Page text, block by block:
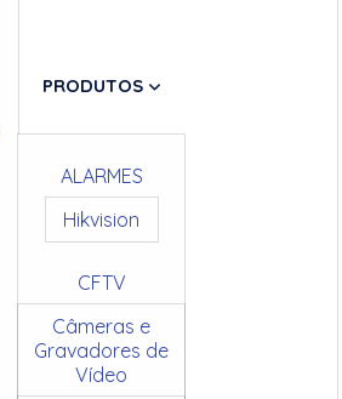
PRODUTOS
ALARMES
Hikvision
CFTV
Câmeras e
Gravadores de
Vídeo